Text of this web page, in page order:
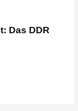
Das DDR